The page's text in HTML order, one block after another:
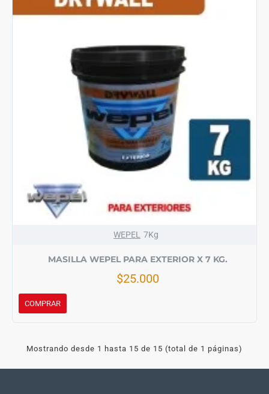
WEPEL 7Kg
MASILLA WEPEL PARA EXTERIOR X 7 KG.
$25.000
COMPRAR
Mostrando desde 1 hasta 15 de 15 (total de 1 páginas)